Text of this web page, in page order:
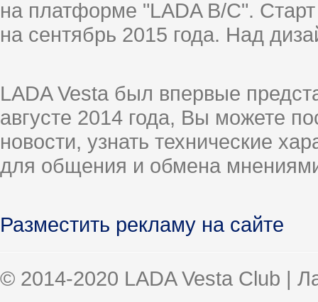
на платформе "LADA B/C".
на сентябрь 2015 года. Над
LADA Vesta был впервые
августе 2014 года, Вы можете
новости, узнать технические
для общения и обмена
Разместить рекламу на сайте
© 2014-2020 LADA Vesta Club |